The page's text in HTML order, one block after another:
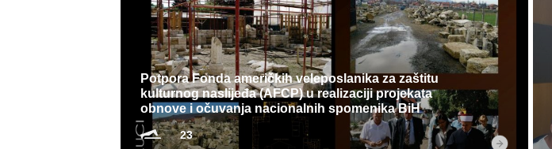
Potpora Fonda američkih veleposlanika za zaštitu
kulturnog naslijeđa (AFCP) u realizaciji projekata
obnove i očuvanja nacionalnih spomenika BiH
23